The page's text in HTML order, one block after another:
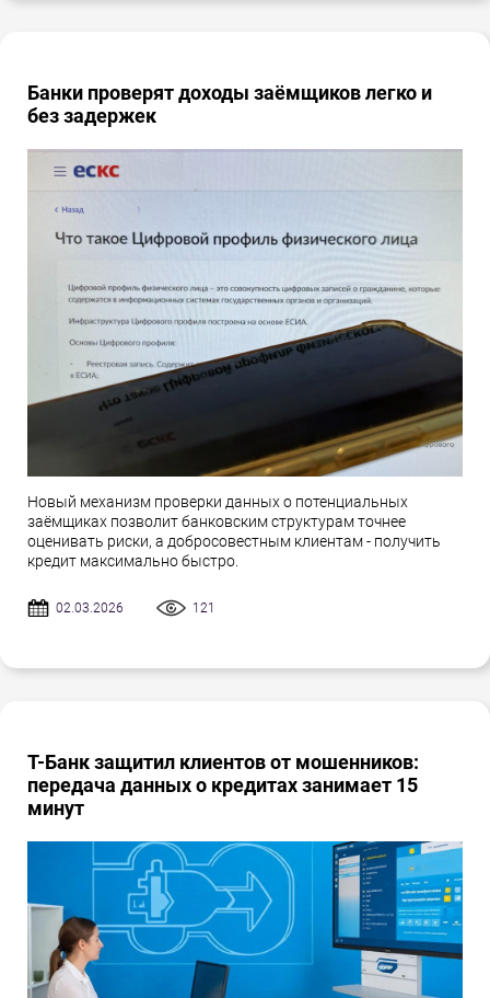
Банки проверят доходы заёмщиков легко и
без задержек
Новый механизм проверки данных о потенциальных
заёмщиках позволит банковским структурам точнее
оценивать риски, а добросовестным клиентам - получить
кредит максимально быстро.
02.03.2026 121
Т-Банк защитил клиентов от мошенников:
передача данных о кредитах занимает 15
минут